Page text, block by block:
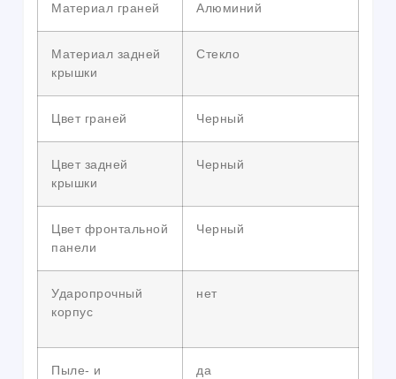
Материал граней Алюминий
Материал задней
крышки
Стекло
Цвет граней Черный
Цвет задней
крышки
Черный
Цвет фронтальной
панели
Черный
Ударопрочный
корпус
нет
Пыле- и
да